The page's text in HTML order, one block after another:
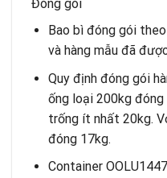
Đóng gói
Bao bì đóng gói
và hàng mẫu đã
Quy định đóng gói
ống loại 200kg
trống ít nhất 20kg.
đóng 17kg.
Container